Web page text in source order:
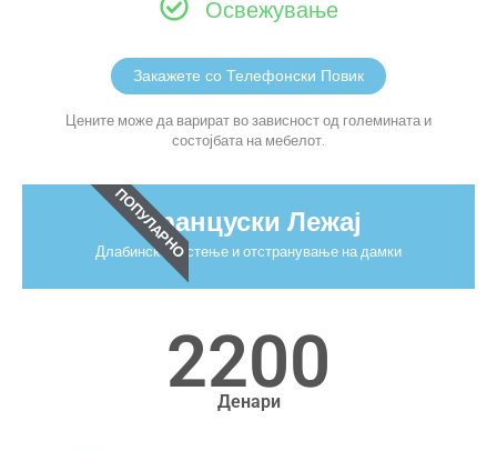
Освежување
Закажете со Телефонски Повик
Цените може да варират во зависност од големината и
состојбата на мебелот.
ПОПУЛАРНО
Француски Лежај
Длабинско чистење и отстранување на дамки
2200
Денари